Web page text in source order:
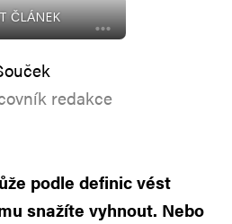
ČLÁNEK
redakce
podle definic vést
snažíte vyhnout. Nebo